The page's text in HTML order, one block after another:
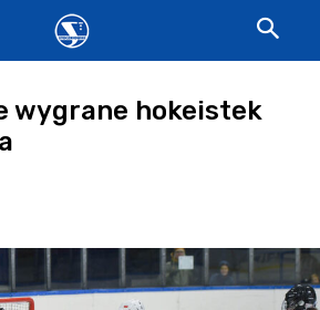
wygrane hokeistek